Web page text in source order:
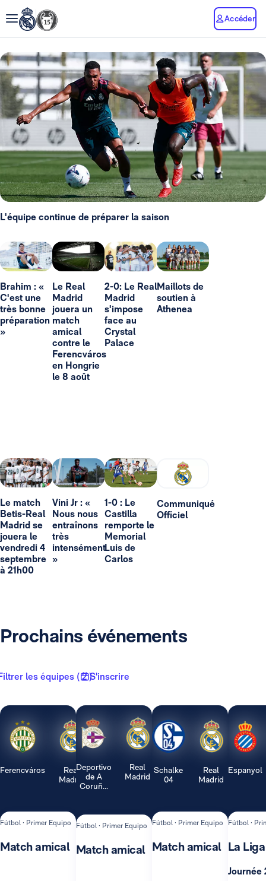
Accéder
L'équipe continue de préparer la saison
Brahim : «
C'est une
très bonne
préparation
»
Le Real
Madrid
jouera un
match
amical
contre le
Ferencváros
en Hongrie
le 8 août
2-0: Le Real
Madrid
s'impose
face au
Crystal
Palace
Maillots de
soutien à
Athenea
Le match
Betis-Real
Madrid se
jouera le
vendredi 4
septembre
à 21h00
Vini Jr : «
Nous nous
entraînons
très
intensément
»
1-0 : Le
Castilla
remporte le
Memorial
Luis de
Carlos
Communiqué
Officiel
Prochains événements
les équipes ( 2 )S'inscrire
Ferencváros
Real
Madrid
Fútbol · Primer Equipo
Match amical
Deportivo
de A
Coruñ...
Real
Madrid
Fútbol · Primer Equipo
Match amical
Schalke
04
Real
Madrid
Fútbol · Primer Equipo
Match amical
Espanyol
Fútbol ·
La Liga
Journée